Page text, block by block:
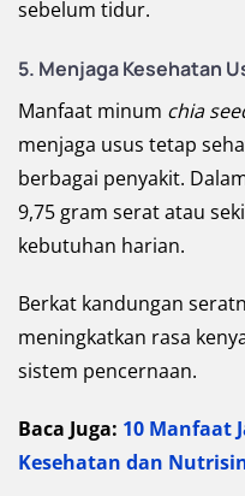
sebelum tidur.
5. Menjaga Kesehatan
Manfaat minum chia
menjaga usus tetap
berbagai penyakit.
9,75 gram serat atau
kebutuhan harian.
Berkat kandungan
meningkatkan rasa
sistem pencernaan.
Baca Juga: 10 Manfaat
Kesehatan dan